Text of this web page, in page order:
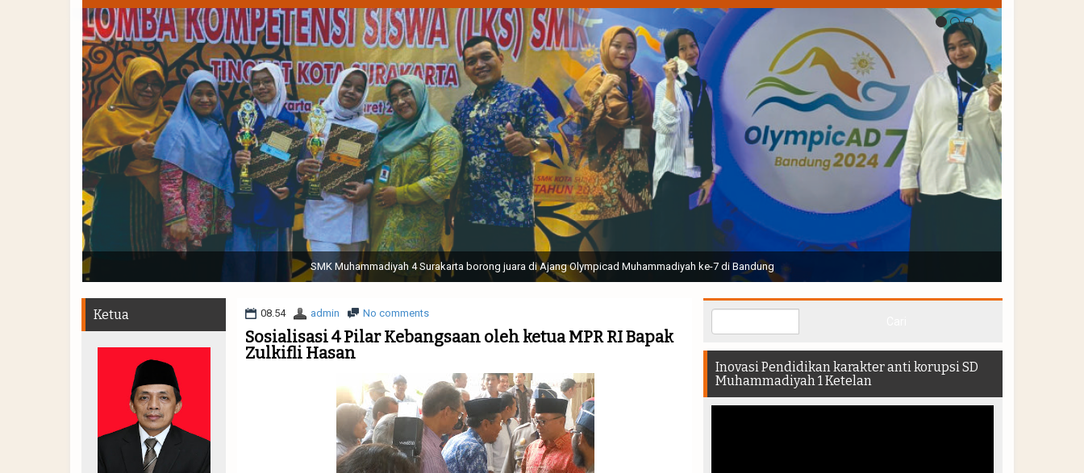
Sabtu, 19 November 2022. (dari kiri) Pertunjukan Tapak Suci Perguruan Muhammadiyah ( TSPM ) di Stadion Manahan Solo || Ir. H. Joko Widodo selaku Presiden RI membuka Acara Muktamar
Muhammadiyah 48 || Pertunjukan bendera dan tari memukau seluruh Muktamar dan Muktamirin yang hadir di dalam stadion
08.54 admin No comments
Sosialisasi 4 Pilar Kebangsaan oleh ketua MPR RI Bapak
Zulkifli Hasan
Ketua
Inovasi Pendidikan karakter anti korupsi SD
Muhammadiyah 1 Ketelan